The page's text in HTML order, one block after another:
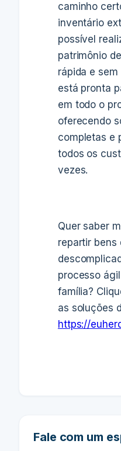
caminho
inventário
possível
patrimônio
rápida e
está pronta
em todo o
oferecendo
completas e
todos os
vezes.
Quer saber
repartir bens
processo
família?
as soluções
https://
Fale com um